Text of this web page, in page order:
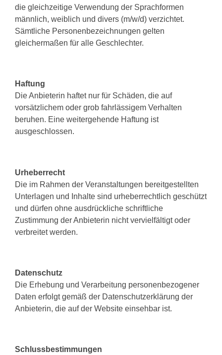
die gleichzeitige Verwendung der Sprachformen
männlich, weiblich und divers (m/w/d) verzichtet.
Sämtliche Personenbezeichnungen gelten
gleichermaßen für alle Geschlechter.
Haftung
Die Anbieterin haftet nur für Schäden, die auf
vorsätzlichem oder grob fahrlässigem Verhalten
beruhen. Eine weitergehende Haftung ist
ausgeschlossen.
Urheberrecht
Die im Rahmen der Veranstaltungen bereitgestellten
Unterlagen und Inhalte sind urheberrechtlich geschützt
und dürfen ohne ausdrückliche schriftliche
Zustimmung der Anbieterin nicht vervielfältigt oder
verbreitet werden.
Datenschutz
Die Erhebung und Verarbeitung personenbezogener
Daten erfolgt gemäß der Datenschutzerklärung der
Anbieterin, die auf der Website einsehbar ist.
Schlussbestimmungen